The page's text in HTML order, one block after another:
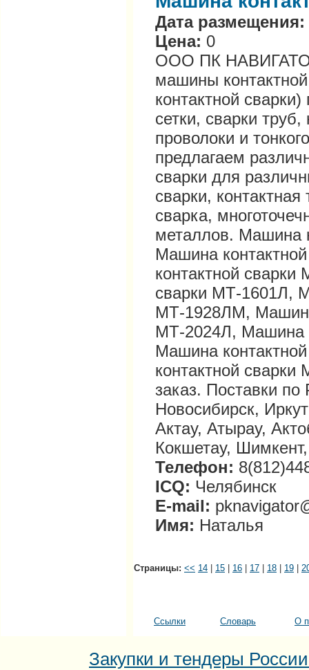
Дата размещения:
Цена: 0
ООО ПК НАВИГАТОР
машины
контактной
сетки, сварки
проволоки и
предлагаем
сварки для
сварки,
сварка,
металлов. Машина
Машина
контактной
сварки МТ-1601Л,
МТ-1928ЛМ,
МТ-2024Л, Машина
Машина
контактной
заказ. Поставки
Новосибирск,
Актау, Атырау,
Кокшетау,
Телефон:
ICQ: Челябинск
E-mail:
Имя: Наталья
Страницы: << 14 15 16 17 18 19
Ссылки Словарь О
Закупки и тендеры